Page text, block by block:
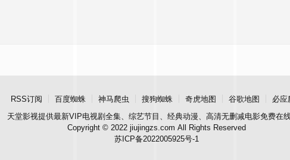
RSS订阅 百度蜘蛛 神马爬虫 搜狗蜘蛛 奇虎地图 谷歌地图
必应
天堂影视提供最新VIP电视剧全集、综艺节目、经典动漫、高清无删减电影免费在
Copyright © 2022 jiujingzs.com All Rights Reserved
苏ICP备2022005925号-1